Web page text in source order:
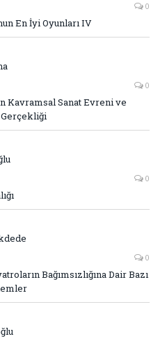
0
En İyi Oyunları IV
0
Kavramsal Sanat Evreni ve
0
0
Bağımsızlığına Dair Bazı